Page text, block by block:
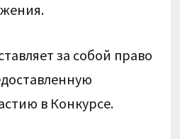
за собой право
в Конкурсе.